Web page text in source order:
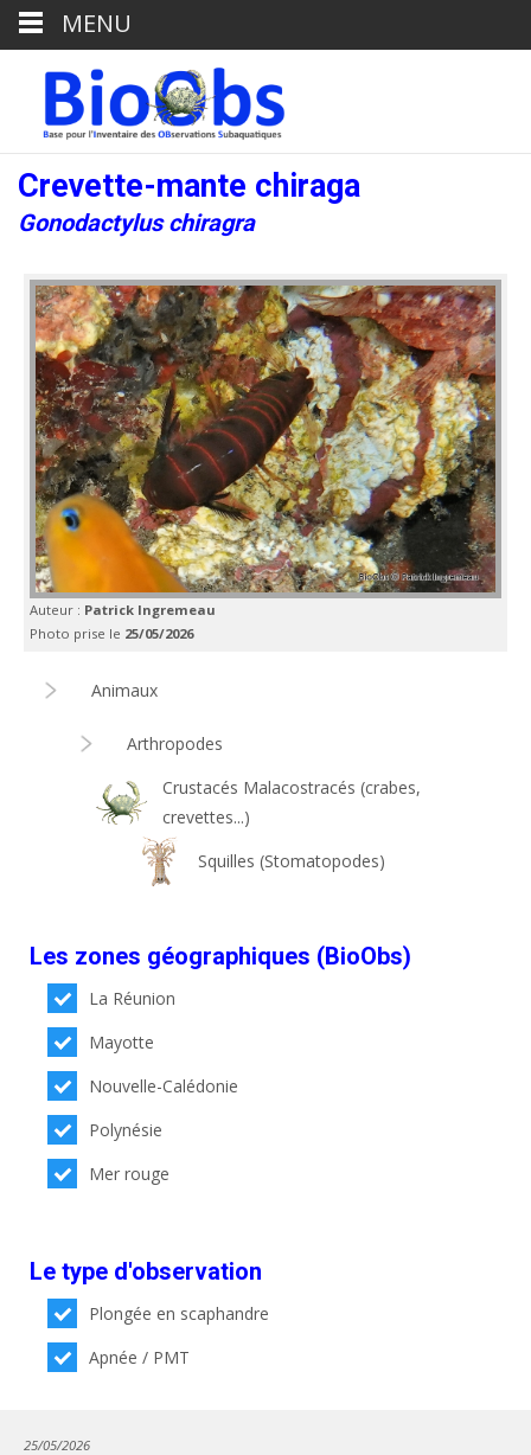
Crevette-mante chiraga
Gonodactylus chiragra
Auteur : Patrick Ingremeau
Photo prise le 25/05/2026
Animaux
Arthropodes
Crustacés Malacostracés (crabes,
crevettes...)
Squilles (Stomatopodes)
Les zones géographiques (BioObs)
La Réunion
Mayotte
Nouvelle-Calédonie
Polynésie
Mer rouge
Le type d'observation
Plongée en scaphandre
Apnée / PMT
25/05/2026
MENU